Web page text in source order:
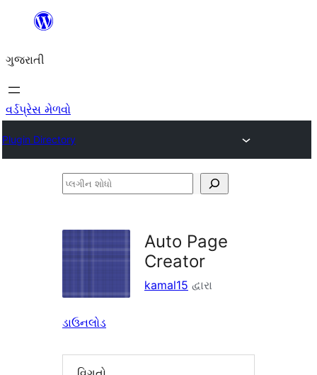
કંટેન્ટ(લખાણ)
જાઓ
ગુજરાતી
વર્ડપ્રેસ મેળવો
Plugin Directory
પ્લગીન
Auto Page
Creator
kamal15 દ્વારા
ડાઉનલોડ